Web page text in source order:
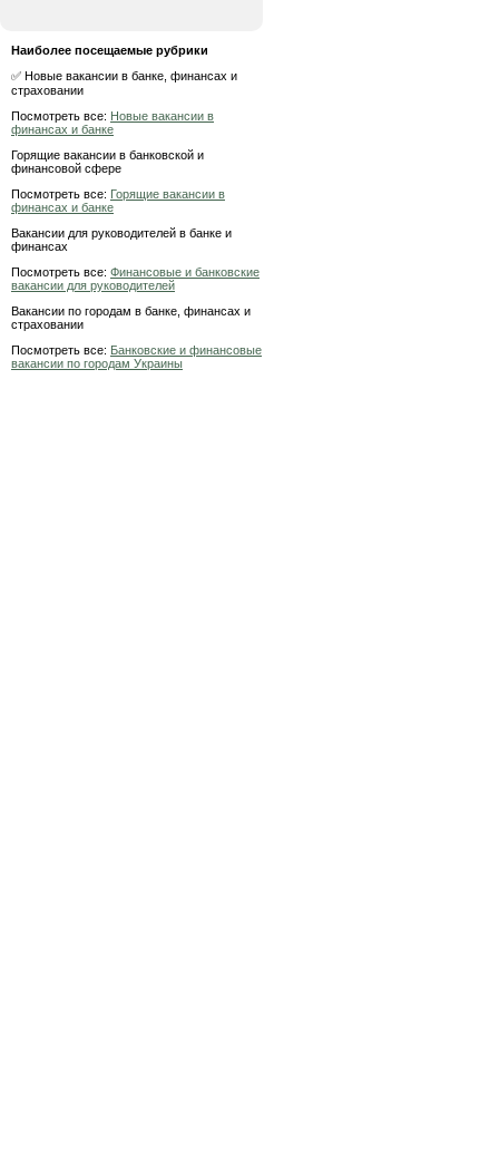
Наиболее посещаемые рубрики
✅ Новые вакансии в банке, финансах и
страховании
Посмотреть все: Новые вакансии в
финансах и банке
Горящие вакансии в банковской и
финансовой сфере
Посмотреть все: Горящие вакансии в
финансах и банке
Вакансии для руководителей в банке и
финансах
Посмотреть все: Финансовые и банковские
вакансии для руководителей
Вакансии по городам в банке, финансах и
страховании
Посмотреть все: Банковские и финансовые
вакансии по городам Украины